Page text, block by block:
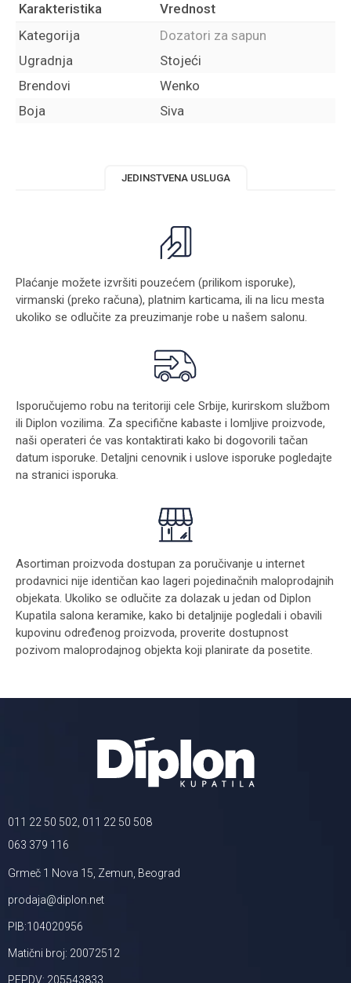
Karakteristika
Vrednost
Kategorija
Dozatori za sapun
Ugradnja
Stojeći
Brendovi
Wenko
Boja
Siva
JEDINSTVENA USLUGA
Plaćanje možete izvršiti pouzećem (prilikom isporuke),
virmanski (preko računa), platnim karticama, ili na licu mesta
ukoliko se odlučite za preuzimanje robe u našem salonu.
Isporučujemo robu na teritoriji cele Srbije, kurirskom službom
ili Diplon vozilima. Za specifične kabaste i lomljive proizvode,
naši operateri će vas kontaktirati kako bi dogovorili tačan
datum isporuke. Detaljni cenovnik i uslove isporuke pogledajte
na stranici isporuka.
Asortiman proizvoda dostupan za poručivanje u internet
prodavnici nije identičan kao lageri pojedinačnih maloprodajnih
objekata. Ukoliko se odlučite za dolazak u jedan od Diplon
Kupatila salona keramike, kako bi detaljnije pogledali i obavili
kupovinu određenog proizvoda, proverite dostupnost
pozivom maloprodajnog objekta koji planirate da posetite.
011 22 50 502, 011 22 50 508
063 379 116
Grmeč 1 Nova 15, Zemun, Beograd
prodaja@diplon.net
PIB:104020956
Matični broj: 20072512
PEPDV: 205543833